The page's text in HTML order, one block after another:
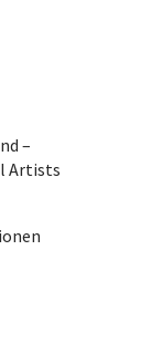
–
Artists